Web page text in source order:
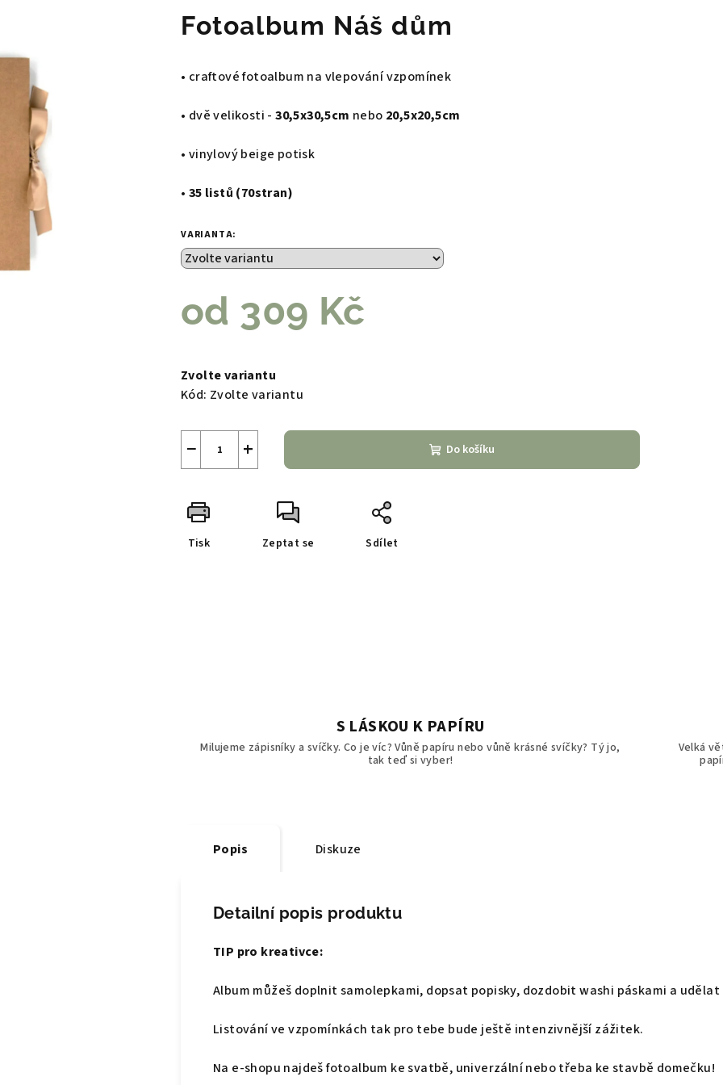
Fotoalbum Náš dům
• craftové fotoalbum na vlepování vzpomínek
• dvě velikosti -30,5x30,5cm nebo 20,5x20,5cm
• vinylový beige potisk
• 35 listů (70stran)
VARIANTA:
od 309 Kč
cena:
Zvolte variantu
Kód: Zvolte variantu
+
− Do košíku
Tisk Zeptat se Sdílet
S LÁSKOU K PAPÍRU
Milujeme zápisníky a svíčky. Co je víc? Vůně papíru nebo vůně krásné svíčky? Tý jo,
tak teď si vyber!
Velká
Popis Diskuze
Detailní popis produktu
TIP pro kreativce:
Album můžeš doplnit samolepkami, dopsat popisky, dozdobit washi páskami a
Listování ve vzpomínkách tak pro tebe bude ještě intenzivnější zážitek.
Na e-shopu najdeš fotoalbum ke svatbě, univerzální nebo třeba ke stavbě domečku!